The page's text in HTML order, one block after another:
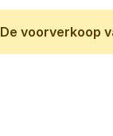
De voorverkoop